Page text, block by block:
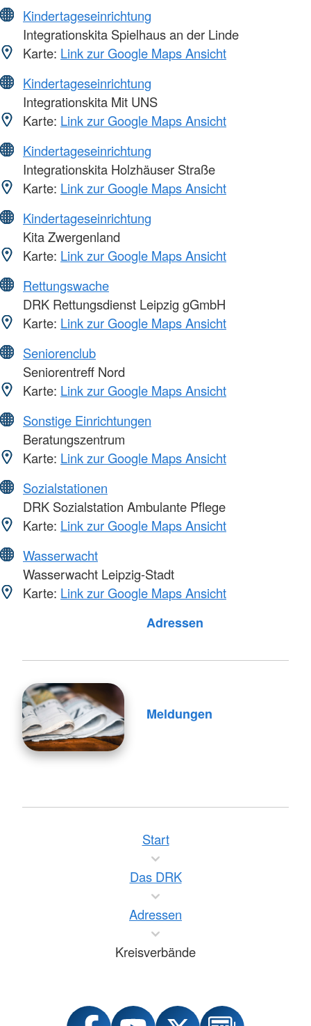
Kindertageseinrichtung
Integrationskita Spielhaus an der Linde
Karte: Link zur Google Maps Ansicht
Kindertageseinrichtung
Integrationskita Mit UNS
Karte: Link zur Google Maps Ansicht
Kindertageseinrichtung
Integrationskita Holzhäuser Straße
Karte: Link zur Google Maps Ansicht
Kindertageseinrichtung
Kita Zwergenland
Karte: Link zur Google Maps Ansicht
Rettungswache
DRK Rettungsdienst Leipzig gGmbH
Karte: Link zur Google Maps Ansicht
Seniorenclub
Seniorentreff Nord
Karte: Link zur Google Maps Ansicht
Sonstige Einrichtungen
Beratungszentrum
Karte: Link zur Google Maps Ansicht
Sozialstationen
DRK Sozialstation Ambulante Pflege
Karte: Link zur Google Maps Ansicht
Wasserwacht
Wasserwacht Leipzig-Stadt
Karte: Link zur Google Maps Ansicht
Adressen
Meldungen
Start
Das DRK
Adressen
Kreisverbände